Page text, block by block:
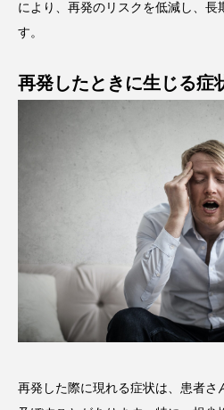
により、再発のリスクを低減し、長
す。
再発したときに生じる症
再発した際に現れる症状は、患者さ